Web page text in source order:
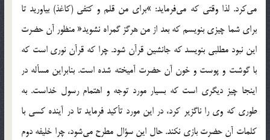
مى‌كرد. لذا وقتى كه مى‌فرمايد: »براى من قلم و كتفى (كاغذ) بياوريد تا
براى شما چيزى بنويسم كه بعد از من هرگز گمراه نشويد« منظور آن حضرت
اين نبود مطلبى بنويسد كه جانشين قرآن شود. چرا كه قرآن نورى است كه
با گوشت و پوست و خون آن حضرت آميخته شده است. بنابراين مسأله در
اينجا چيز ديگرى است كه بسيار مورد توجه و اهتمام رسول خداست. به
طورى كه وى را ناگزير كرد، در اين مورد تأكيد فرمايد تا در آينده كسى با
كلمات آن حضرت بازى نكند. حال اين سؤال مطرح مى‌شود، چرا خليفه دوم